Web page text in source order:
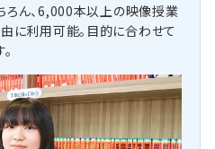
ろん、6,000本以上の映像授業
に利用可能。目的に合わせて